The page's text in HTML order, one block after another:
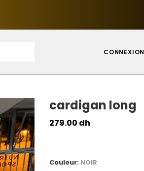
CONNEXION
cardigan long
279.00 dh
Couleur: NOIR